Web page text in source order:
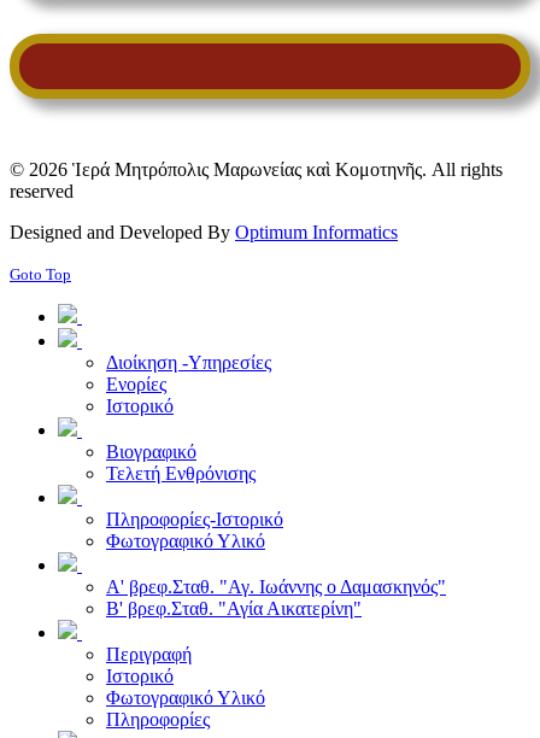
© 2026 Ἱερά Μητρόπολις Μαρωνείας καὶ Κομοτηνῆς. All rights
reserved
Designed and Developed By Optimum Informatics
Goto Top
Διοίκηση -Υπηρεσίες
Ενορίες
Ιστορικό
Βιογραφικό
Τελετή Ενθρόνισης
Πληροφορίες-Ιστορικό
Φωτογραφικό Υλικό
Α' βρεφ.Σταθ. "Αγ. Ιωάννης ο Δαμασκηνός"
Β' βρεφ.Σταθ. "Αγία Αικατερίνη"
Περιγραφή
Ιστορικό
Φωτογραφικό Υλικό
Πληροφορίες